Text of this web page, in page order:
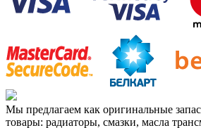
Мы предлагаем как оригинальные
товары: радиаторы, смазки, масла